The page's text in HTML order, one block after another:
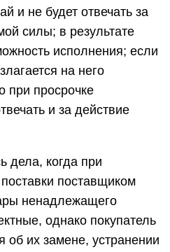
и не будет отвечать за
силы; в результате
исполнения; если
на него
при просрочке
и за действие
дела, когда при
поставщиком
ненадлежащего
однако покупатель
об их замене, устранении